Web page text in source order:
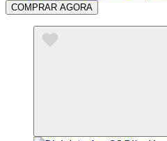
COMPRAR AGORA